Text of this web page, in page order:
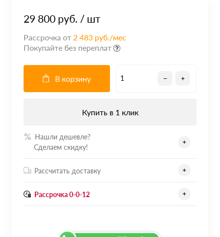
29 800 руб. / шт
Рассрочка от 2 483 руб./мес
Покупайте без переплат
В корзину
Купить в 1 клик
Нашли дешевле?
Сделаем скидку!
Рассчитать доставку
Рассрочка 0-0-12